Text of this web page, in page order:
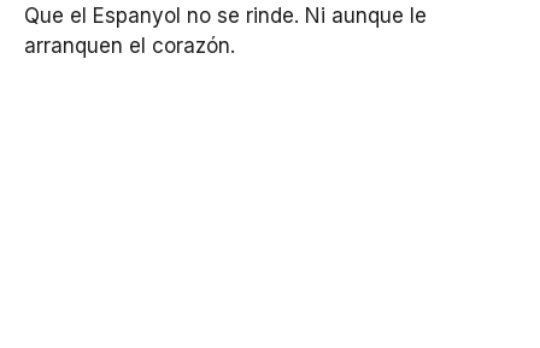
Que el Espanyol no se rinde. Ni aunque le
arranquen el corazón.